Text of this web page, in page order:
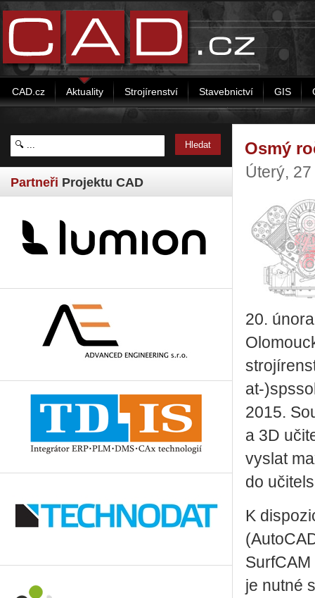
CAD.cz Aktuality Strojírenství Stavebnictví GIS
Partneři Projektu CAD
Osmý
Úterý,
20.
at-
2015.
a 3D
vyslat
do
K
je nutné